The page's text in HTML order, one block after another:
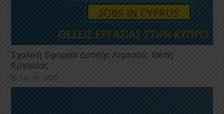
Σχολική Εφορεία Δυτικής Λεμεσού: Θέση
Εργασίας
July 20, 2026